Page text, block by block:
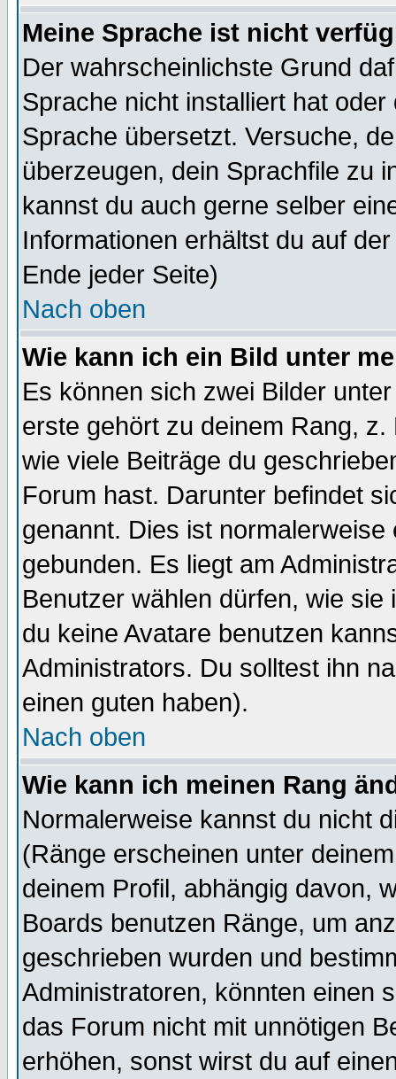
Meine Sprache ist nicht
Der wahrscheinlichste Grund
Sprache nicht installiert hat
Sprache übersetzt. Versuche,
überzeugen, dein Sprachfile zu
kannst du auch gerne selber
Informationen erhältst du auf
Ende jeder Seite)
Nach oben
Wie kann ich ein Bild unter
Es können sich zwei Bilder
erste gehört zu deinem Rang,
wie viele Beiträge du
Forum hast. Darunter befindet
genannt. Dies ist
gebunden. Es liegt am
Benutzer wählen dürfen, wie
du keine Avatare benutzen
Administrators. Du solltest ihn
einen guten haben).
Nach oben
Wie kann ich meinen Rang
Normalerweise kannst du nicht
(Ränge erscheinen unter
deinem Profil, abhängig davon,
Boards benutzen Ränge, um
geschrieben wurden und
Administratoren, könnten einen
das Forum nicht mit unnötigen
erhöhen, sonst wirst du auf